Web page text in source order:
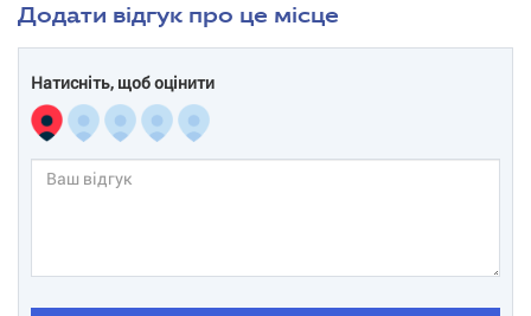
Додати відгук про це місце
Натисніть, щоб оцінити